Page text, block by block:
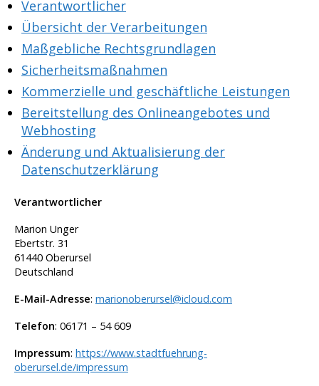
Verantwortlicher
Übersicht der Verarbeitungen
Maßgebliche Rechtsgrundlagen
Sicherheitsmaßnahmen
Kommerzielle und geschäftliche Leistungen
Bereitstellung des Onlineangebotes und
Webhosting
Änderung und Aktualisierung der
Datenschutzerklärung
Verantwortlicher
Marion Unger
Ebertstr. 31
61440 Oberursel
Deutschland
E-Mail-Adresse: marionoberursel@icloud.com
Telefon: 06171 – 54 609
Impressum: https://www.stadtfuehrung-
oberursel.de/impressum